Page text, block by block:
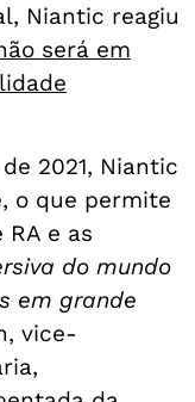
Niantic reagiu
será em
2021, Niantic
o que permite
e as
do mundo
em grande
vice-